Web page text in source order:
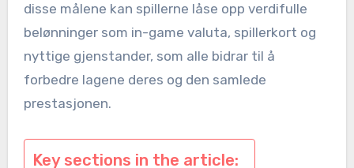
disse målene kan spillerne låse opp verdifulle
belønninger som in-game valuta, spillerkort og
nyttige gjenstander, som alle bidrar til å
forbedre lagene deres og den samlede
prestasjonen.
Key sections in the article: